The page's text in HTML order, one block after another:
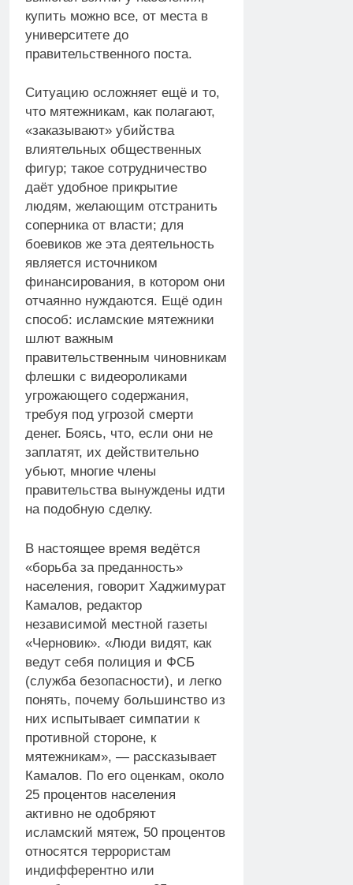
купить можно все, от места в
университете до
правительственного поста.
Ситуацию осложняет ещё и то,
что мятежникам, как полагают,
«заказывают» убийства
влиятельных общественных
фигур; такое сотрудничество
даёт удобное прикрытие
людям, желающим отстранить
соперника от власти; для
боевиков же эта деятельность
является источником
финансирования, в котором они
отчаянно нуждаются. Ещё один
способ: исламские мятежники
шлют важным
правительственным чиновникам
флешки с видеороликами
угрожающего содержания,
требуя под угрозой смерти
денег. Боясь, что, если они не
заплатят, их действительно
убьют, многие члены
правительства вынуждены идти
на подобную сделку.
В настоящее время ведётся
«борьба за преданность»
населения, говорит Хаджимурат
Камалов, редактор
независимой местной газеты
«Черновик». «Люди видят, как
ведут себя полиция и ФСБ
(служба безопасности), и легко
понять, почему большинство из
них испытывает симпатии к
противной стороне, к
мятежникам», — рассказывает
Камалов. По его оценкам, около
25 процентов населения
активно не одобряют
исламский мятеж, 50 процентов
относятся террористам
индифферентно или